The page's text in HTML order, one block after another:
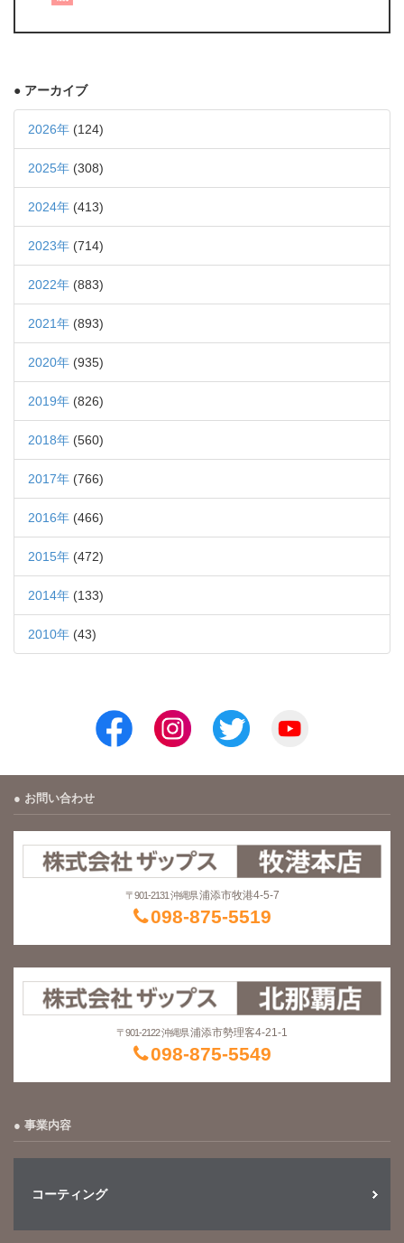
● アーカイブ
2026年 (124)
2025年 (308)
2024年 (413)
2023年 (714)
2022年 (883)
2021年 (893)
2020年 (935)
2019年 (826)
2018年 (560)
2017年 (766)
2016年 (466)
2015年 (472)
2014年 (133)
2010年 (43)
お問い合わせ
〒901-2131 沖縄県 浦添市牧港4-5-7
098-875-5519
〒901-2122 沖縄県浦添市勢理客4-21-1
098-875-5549
事業内容
コーティング